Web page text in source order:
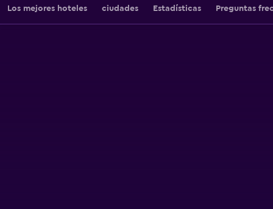
Los mejores hoteles ciudades Estadísticas Preguntas